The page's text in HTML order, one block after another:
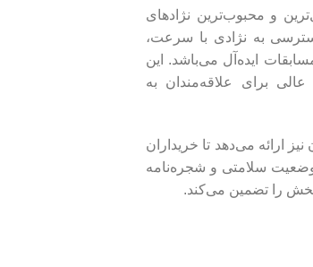
و محبوب‌ترین نژادهای
به نژادی با سرعت،
ایده‌آل می‌باشد. این
برای علاقه‌مندان به
ارائه می‌دهد تا خریداران
سلامتی و شجره‌نامه
را تضمین می‌کند.